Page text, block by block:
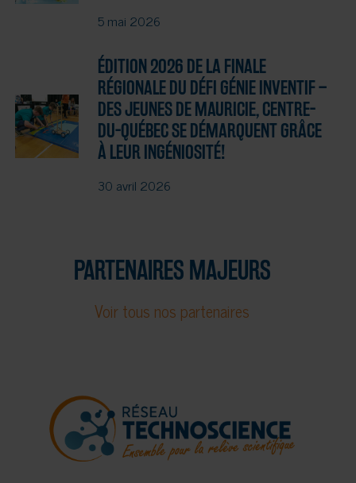
5 mai 2026
ÉDITION 2026 DE LA FINALE
RÉGIONALE DU DÉFI GÉNIE INVENTIF –
DES JEUNES DE MAURICIE, CENTRE-
DU-QUÉBEC SE DÉMARQUENT GRÂCE
À LEUR INGÉNIOSITÉ!
30 avril 2026
PARTENAIRES MAJEURS
Voir tous nos partenaires